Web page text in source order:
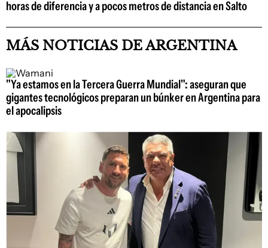
horas de diferencia y a pocos metros de distancia en Salto
MÁS NOTICIAS DE ARGENTINA
"Ya estamos en la Tercera Guerra Mundial": aseguran que
gigantes tecnológicos preparan un búnker en Argentina para
el apocalipsis